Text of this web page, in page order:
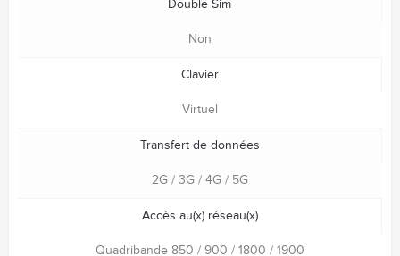
Double Sim
Non
Clavier
Virtuel
Transfert de données
2G / 3G / 4G / 5G
Accès au(x) réseau(x)
Quadribande 850 / 900 / 1800 / 1900